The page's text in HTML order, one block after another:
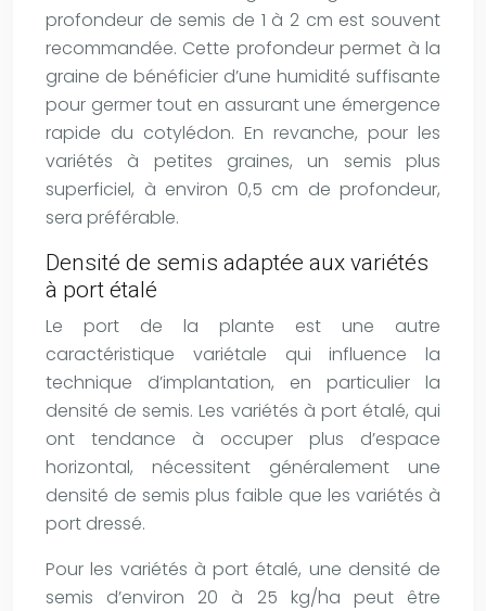
profondeur de semis de 1 à 2 cm est souvent
recommandée. Cette profondeur permet à la
graine de bénéficier d’une humidité suffisante
pour germer tout en assurant une émergence
rapide du cotylédon. En revanche, pour les
variétés à petites graines, un semis plus
superficiel, à environ 0,5 cm de profondeur,
sera préférable.
Densité de semis adaptée aux variétés
à port étalé
Le port de la plante est une autre
caractéristique variétale qui influence la
technique d’implantation, en particulier la
densité de semis. Les variétés à port étalé, qui
ont tendance à occuper plus d’espace
horizontal, nécessitent généralement une
densité de semis plus faible que les variétés à
port dressé.
Pour les variétés à port étalé, une densité de
semis d’environ 20 à 25 kg/ha peut être